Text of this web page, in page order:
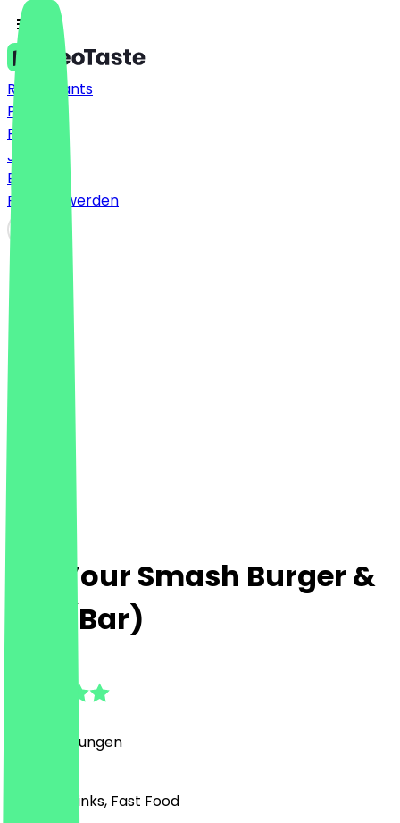
Restaurants
Preise
FAQ
Jobs
Blog
Partner werden
Eat Your Smash Burger &
Bar (Bar)
Bewertungen
Burger, Drinks, Fast Food